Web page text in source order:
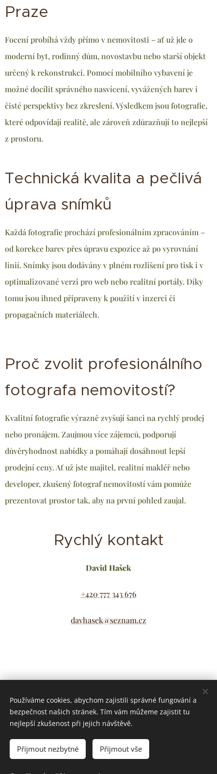
Praze
Focení probíhá vždy přímo v nemovitosti – ať už jde o
moderní byt, rodinný dům, novostavbu nebo starší objekt
určený k rekonstrukci. Pomocí mobilního vybavení je
možné docílit správného nasvícení, vyvážených barev i
čisté perspektivy bez zkreslení. Výsledkem jsou fotografie,
které odpovídají realitě, ale zároveň zdůrazňují to nejlepší
z prostoru.
Technická kvalita a pečlivá
úprava snímků
Každá fotografie prochází profesionálním zpracováním –
od korekce barev přes úpravu expozice až po vyrovnání
linií. Snímky jsou dodávány v plném rozlišení pro tisk i v
optimalizované verzi pro web nebo realitní portály. Díky
tomu jsou ihned připraveny k použití v inzerci či
propagačních materiálech.
Proč zvolit profesionálního
fotografa nemovitostí?
Kvalitní fotografie výrazně zvyšují šanci na rychlý prodej
nebo pronájem. Zaujmou více zájemců, podporují
důvěryhodnost nabídky a pomáhají dosáhnout lepší
prodejní ceny. Ať už jste majitel, realitní makléř nebo
developer, zkušený fotograf nemovitostí vám pomůže
prezentovat prostor tak, aby na první pohled zaujal.
Rychlý kontakt
David Hašek
+420 777 343 676
davhasek@seznam.cz
Share
Používáme cookies, abychom zajistili správné fungování a
bezpečnost našich stránek. Tím vám můžeme zajistit tu
nejlepší zkušenost při jejich návštěvě.
Přijmout nezbytné Přijmout vše